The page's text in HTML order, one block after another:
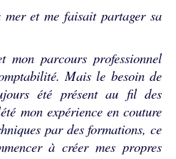
et me faisait partager sa
mon parcours professionnel
Mais le besoin de
été présent au fil des
mon expérience en couture
par des formations, ce
à créer mes propres